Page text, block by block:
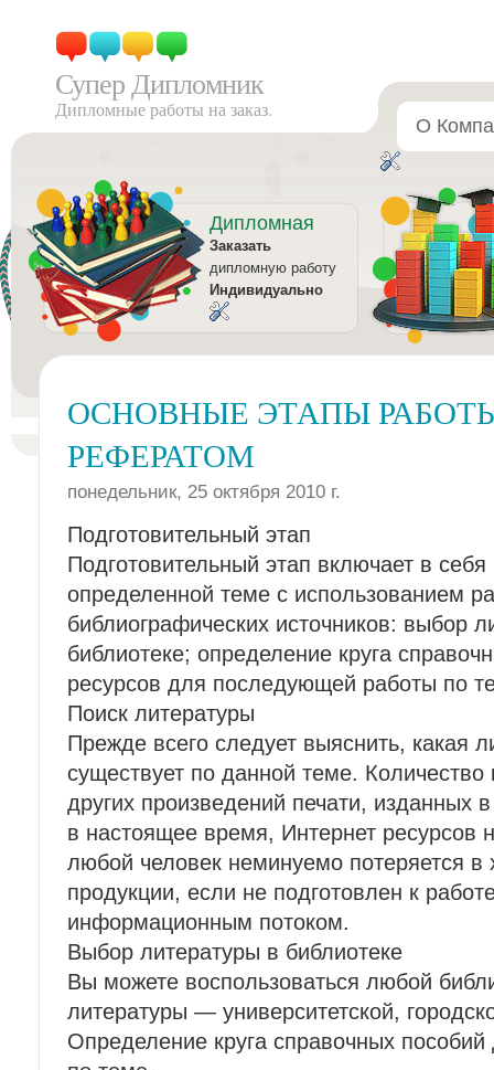
Супер Дипломник
Дипломные работы на заказ.
О
Дипломная
Заказать
дипломную работу
Индивидуально
ОСНОВНЫЕ ЭТАПЫ
РЕФЕРАТОМ
понедельник, 25 октября 2010 г.
Подготовительный этап
Подготовительный этап включает в
определенной теме с использованием
библиографических источников: выбор
библиотеке; определение круга
ресурсов для последующей работы по
Поиск литературы
Прежде всего следует выяснить, какая
существует по данной теме. Количество
других произведений печати,
в настоящее время, Интернет ресурсов
любой человек неминуемо потеряется в
продукции, если не подготовлен к
информационным потоком.
Выбор литературы в библиотеке
Вы можете воспользоваться любой
литературы — университетской,
Определение круга справочных